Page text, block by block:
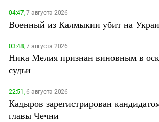
04:47,7 августа 2026
Военный из Калмыкии убит на
03:48,7 августа 2026
Ника Мелия признан виновным в
судьи
22:51,6 августа 2026
Кадыров зарегистрирован
главы Чечни